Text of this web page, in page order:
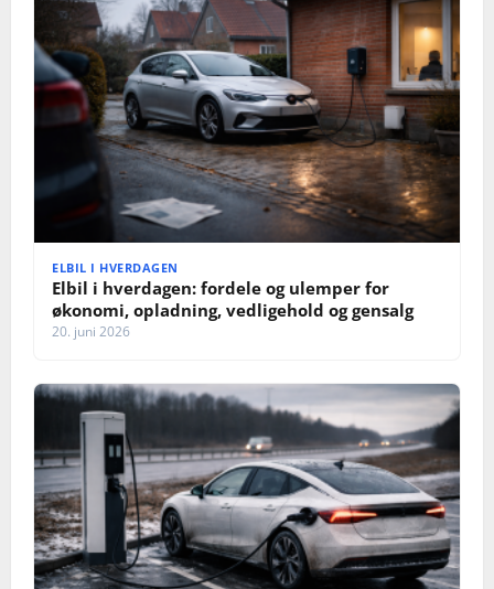
ELBIL I HVERDAGEN
Elbil i hverdagen: fordele og ulemper for
økonomi, opladning, vedligehold og gensalg
20. juni 2026